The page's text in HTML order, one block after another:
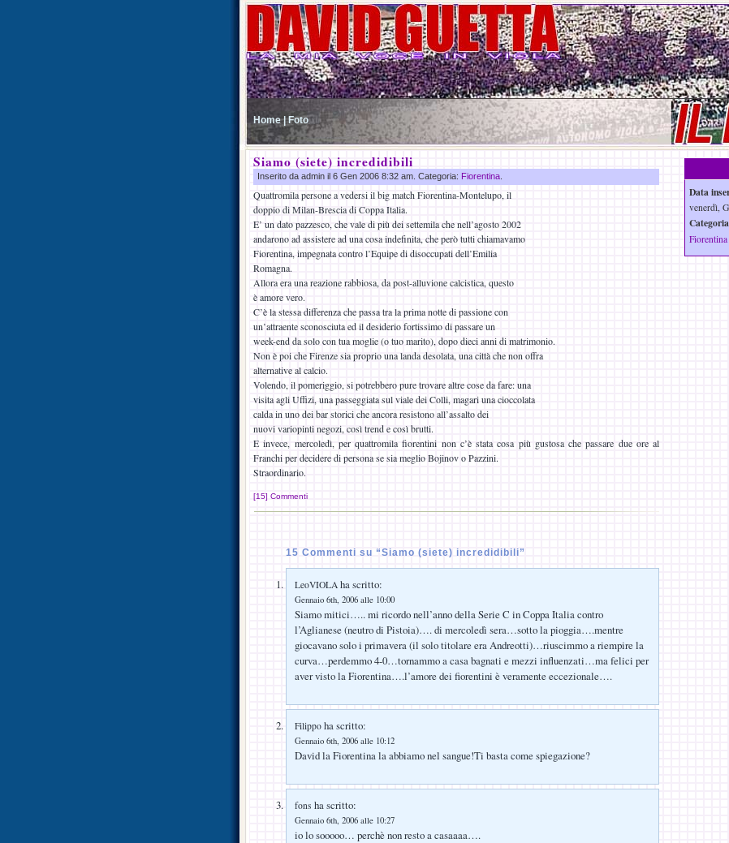
Home | Foto
Siamo (siete) incredidibili
Inserito da admin il 6 Gen 2006 8:32 am. Categoria: Fiorentina
Quattromila persone a vedersi il big match Fiorentina-Montelupo, il
doppio di Milan-Brescia di Coppa Italia.
E’ un dato pazzesco, che vale di più dei settemila che nell’agosto 2002
andarono ad assistere ad una cosa indefinita, che però tutti chiamavamo
Fiorentina, impegnata contro l’Equipe di disoccupati dell’Emilia
Romagna.
Allora era una reazione rabbiosa, da post-alluvione calcistica, questo
è amore vero.
C’è la stessa differenza che passa tra la prima notte di passione con
un’attraente sconosciuta ed il desiderio fortissimo di passare un
week-end da solo con tua moglie (o tuo marito), dopo dieci anni di matrimonio.
Non è poi che Firenze sia proprio una landa desolata, una città che non offra
alternative al calcio.
Volendo, il pomeriggio, si potrebbero pure trovare altre cose da fare: una
visita agli Uffizi, una passeggiata sul viale dei Colli, magari una cioccolata
calda in uno dei bar storici che ancora resistono all’assalto dei
nuovi variopinti negozi, così trend e così brutti.
E invece, mercoledì, per quattromila fiorentini non c’è stata cosa più gustosa che passare due ore al
Franchi per decidere di persona se sia meglio Bojinov o Pazzini.
Straordinario.
[15] Commenti
15 Commenti su “Siamo (siete) incredidibili”
LeoVIOLA ha scritto:
Gennaio 6th, 2006 alle 10:00
Siamo mitici….. mi ricordo nell’anno della Serie C in Coppa Italia contro
l’Aglianese (neutro di Pistoia)…. di mercoledì sera…sotto la pioggia….mentre
giocavano solo i primavera (il solo titolare era Andreotti)…riuscimmo a riempire la
curva…perdemmo 4-0…tornammo a casa bagnati e mezzi influenzati…ma felici per
aver visto la Fiorentina….l’amore dei fiorentini è veramente eccezionale….
Filippo ha scritto:
Gennaio 6th, 2006 alle 10:12
David la Fiorentina la abbiamo nel sangue!Ti basta come spiegazione?
fons ha scritto:
Gennaio 6th, 2006 alle 10:27
io lo sooooo… perchè non resto a casaaaa….
Data
venerdì,
Fiorentina